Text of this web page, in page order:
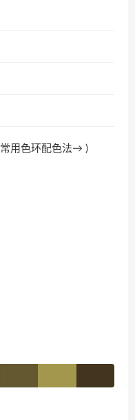
常用色环配色法→ )